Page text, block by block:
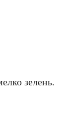
зелень.